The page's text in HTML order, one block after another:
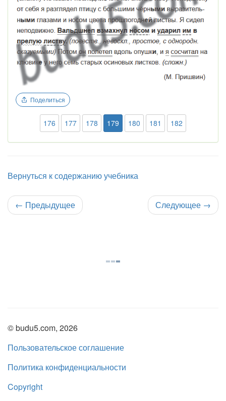
Поделиться
176 177 178 179 180 181 182
Вернуться к содержанию учебника
← Предыдущее Следующее →
© budu5.com, 2026
Пользовательское соглашение
Политика конфиденциальности
Copyright